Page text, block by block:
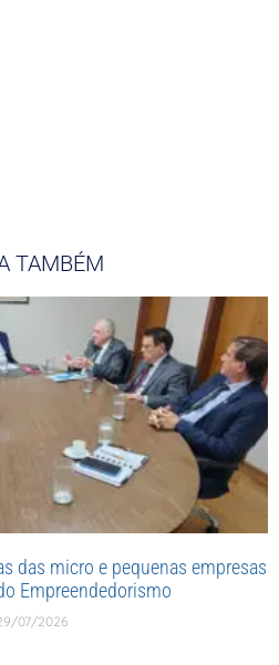
TAMBÉM
das micro e pequenas empresas
Empreendedorismo
07/2026